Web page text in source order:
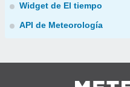
Widget de El tiempo
API de Meteorología